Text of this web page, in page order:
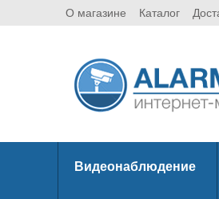
О магазине Каталог
Видеонаблюдение